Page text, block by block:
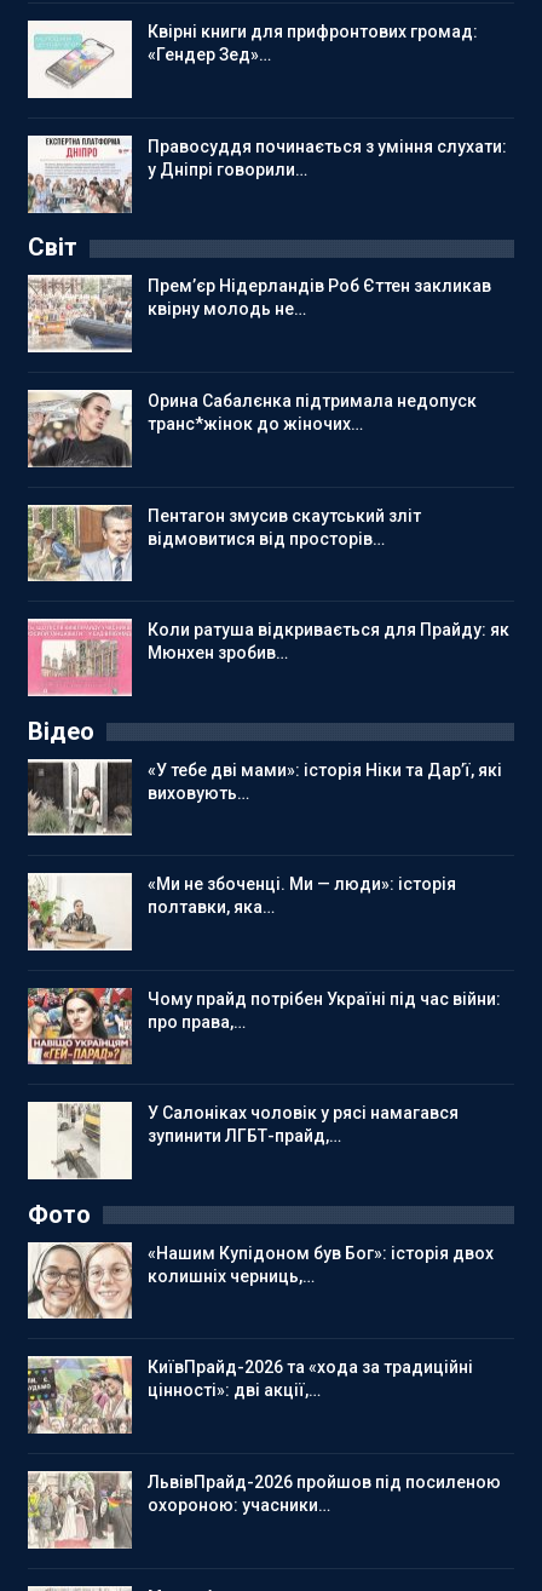
Квірні книги для прифронтових громад:
«Гендер Зед»…
Правосуддя починається з уміння слухати:
у Дніпрі говорили…
Світ
Прем’єр Нідерландів Роб Єттен закликав
квірну молодь не…
Орина Сабалєнка підтримала недопуск
транс*жінок до жіночих…
Пентагон змусив скаутський зліт
відмовитися від просторів…
Коли ратуша відкривається для Прайду: як
Мюнхен зробив…
Відео
«У тебе дві мами»: історія Ніки та Дар’ї, які
виховують…
«Ми не збоченці. Ми — люди»: історія
полтавки, яка…
Чому прайд потрібен Україні під час війни:
про права,…
У Салоніках чоловік у рясі намагався
зупинити ЛГБТ-прайд,…
Фото
«Нашим Купідоном був Бог»: історія двох
колишніх черниць,…
КиївПрайд-2026 та «хода за традиційні
цінності»: дві акції,…
ЛьвівПрайд-2026 пройшов під посиленою
охороною: учасники…